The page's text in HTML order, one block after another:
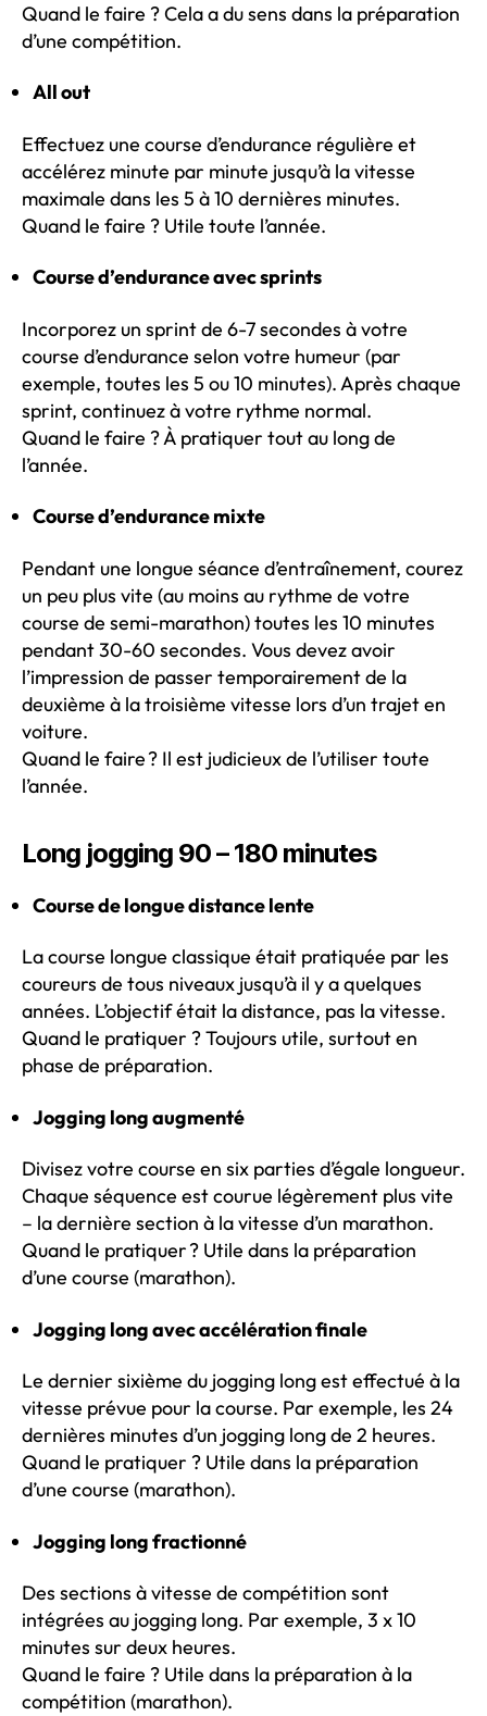
Quand le faire ? Cela a du sens dans la préparation
d’une compétition.
All out
Effectuez une course d’endurance régulière et
accélérez minute par minute jusqu’à la vitesse
maximale dans les 5 à 10 dernières minutes.
Quand le faire ? Utile toute l’année.
Course d’endurance avec sprints
Incorporez un sprint de 6-7 secondes à votre
course d’endurance selon votre humeur (par
exemple, toutes les 5 ou 10 minutes). Après chaque
sprint, continuez à votre rythme normal.
Quand le faire ? À pratiquer tout au long de
l’année.
Course d’endurance mixte
Pendant une longue séance d’entraînement, courez
un peu plus vite (au moins au rythme de votre
course de semi-marathon) toutes les 10 minutes
pendant 30-60 secondes. Vous devez avoir
l’impression de passer temporairement de la
deuxième à la troisième vitesse lors d’un trajet en
voiture.
Quand le faire ? Il est judicieux de l’utiliser toute
l’année.
Long jogging 90 – 180 minutes
Course de longue distance lente
La course longue classique était pratiquée par les
coureurs de tous niveaux jusqu’à il y a quelques
années. L’objectif était la distance, pas la vitesse.
Quand le pratiquer ? Toujours utile, surtout en
phase de préparation.
Jogging long augmenté
Divisez votre course en six parties d’égale longueur.
Chaque séquence est courue légèrement plus vite
– la dernière section à la vitesse d’un marathon.
Quand le pratiquer ? Utile dans la préparation
d’une course (marathon).
Jogging long avec accélération finale
Le dernier sixième du jogging long est effectué à la
vitesse prévue pour la course. Par exemple, les 24
dernières minutes d’un jogging long de 2 heures.
Quand le pratiquer ? Utile dans la préparation
d’une course (marathon).
Jogging long fractionné
Des sections à vitesse de compétition sont
intégrées au jogging long. Par exemple, 3 x 10
minutes sur deux heures.
Quand le faire ? Utile dans la préparation à la
compétition (marathon).